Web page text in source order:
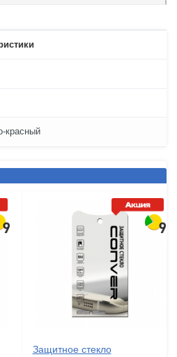
красный
Защитное стекло